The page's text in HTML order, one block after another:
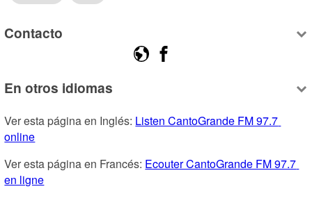
Contacto
En otros idiomas
Ver esta página en Inglés: Listen CantoGrande FM 97.7
online
Ver esta página en Francés: Ecouter CantoGrande FM 97.7
en ligne